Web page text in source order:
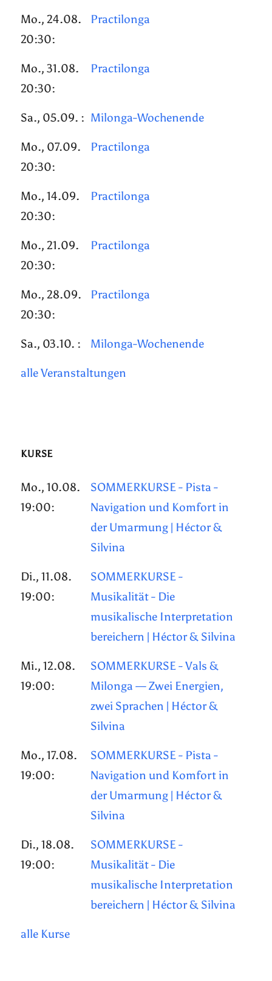
Mo., 24.08.
20:30:
Practilonga
Mo., 31.08.
20:30:
Practilonga
Sa., 05.09. : Milonga-Wochenende
Mo., 07.09.
20:30:
Practilonga
Mo., 14.09.
20:30:
Practilonga
Mo., 21.09.
20:30:
Practilonga
Mo., 28.09.
20:30:
Practilonga
Sa., 03.10. : Milonga-Wochenende
alle Veranstaltungen
KURSE
Mo., 10.08.
19:00:
SOMMERKURSE - Pista -
Navigation und Komfort in
der Umarmung | Héctor &
Silvina
Di., 11.08.
19:00:
SOMMERKURSE -
Musikalität - Die
musikalische Interpretation
bereichern | Héctor & Silvina
Mi., 12.08.
19:00:
SOMMERKURSE - Vals &
Milonga — Zwei Energien,
zwei Sprachen | Héctor &
Silvina
Mo., 17.08.
19:00:
SOMMERKURSE - Pista -
Navigation und Komfort in
der Umarmung | Héctor &
Silvina
Di., 18.08.
19:00:
SOMMERKURSE -
Musikalität - Die
musikalische Interpretation
bereichern | Héctor & Silvina
alle Kurse